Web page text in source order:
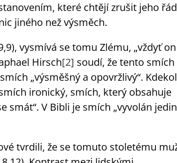
které chtějí zrušit jeho
jiného než výsměch.
vysmívá se tomu Zlému, „vždyť on
Hirsch[2] soudí, že tento smích
„výsměšný a opovržlivý“.
ironický, smích, který obsahuje
V Bibli je smích „vyvolán
tvrdili, že se tomuto stoletému